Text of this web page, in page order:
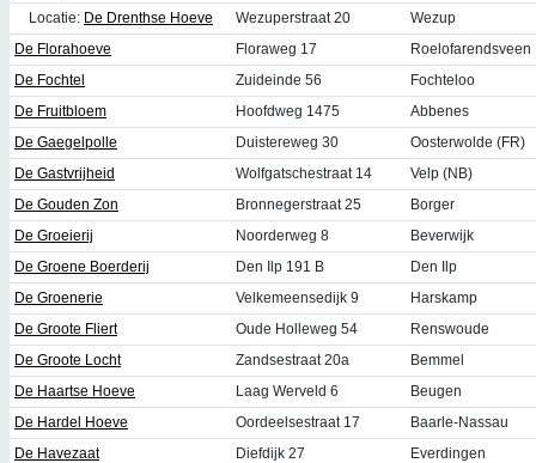
Locatie: De Drenthse Hoeve Wezuperstraat 20
Wezup
De Florahoeve
Floraweg 17
Roelofarendsveen
De Fochtel
Zuideinde 56
Fochteloo
De Fruitbloem
Hoofdweg 1475
Abbenes
De Gaegelpolle
Duistereweg 30
Oosterwolde (FR)
De Gastvrijheid
Wolfgatschestraat 14
Velp (NB)
De Gouden Zon
Bronnegerstraat 25
Borger
De Groeierij
Noorderweg 8
Beverwijk
De Groene Boerderij
Den Ilp 191 B
Den Ilp
De Groenerie
Velkemeensedijk 9
Harskamp
De Groote Fliert
Oude Holleweg 54
Renswoude
De Groote Locht
Zandsestraat 20a
Bemmel
De Haartse Hoeve
Laag Werveld 6
Beugen
De Hardel Hoeve
Oordeelsestraat 17
Baarle-Nassau
De Havezaat
Diefdijk 27
Everdingen